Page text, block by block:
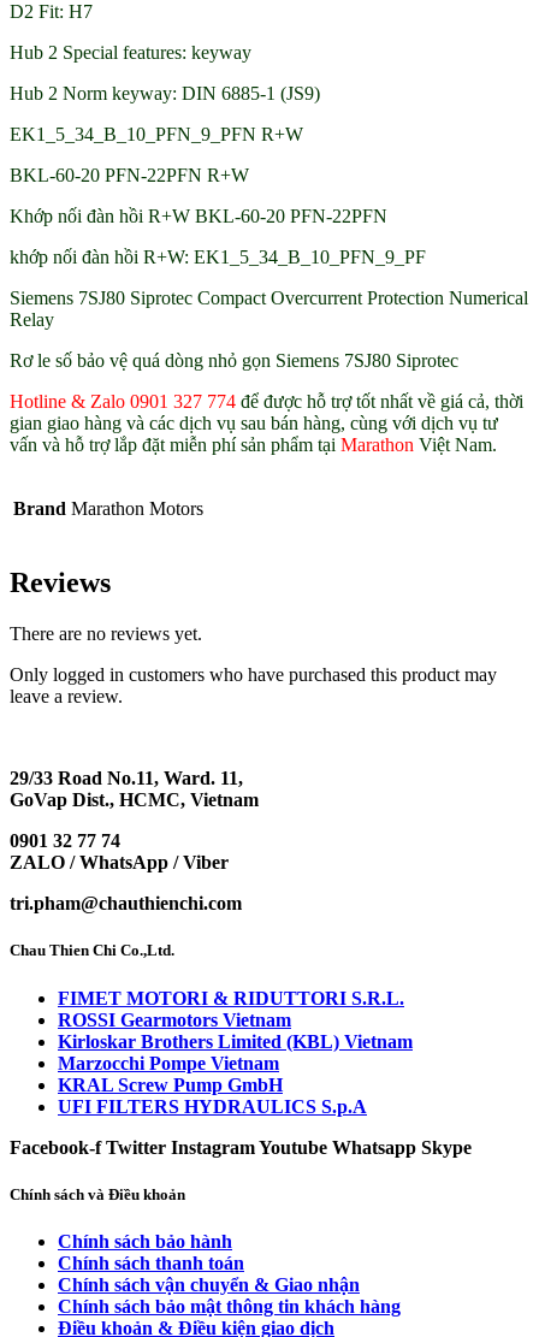
D2 Fit: H7
Hub 2 Special features: keyway
Hub 2 Norm keyway: DIN 6885-1 (JS9)
EK1_5_34_B_10_PFN_9_PFN R+W
BKL-60-20 PFN-22PFN R+W
Khớp nối đàn hồi R+W BKL-60-20 PFN-22PFN
khớp nối đàn hồi R+W: EK1_5_34_B_10_PFN_9_PF
Siemens 7SJ80 Siprotec Compact Overcurrent Protection Numerical
Relay
Rơ le số bảo vệ quá dòng nhỏ gọn Siemens 7SJ80 Siprotec
Hotline & Zalo 0901 327 774 để được hỗ trợ tốt nhất về giá cả, thời
gian giao hàng và các dịch vụ sau bán hàng, cùng với dịch vụ tư
vấn và hỗ trợ lắp đặt miễn phí sản phẩm tại Marathon Việt Nam.
Brand Marathon Motors
Reviews
There are no reviews yet.
Only logged in customers who have purchased this product may
leave a review.
29/33 Road No.11, Ward. 11,
GoVap Dist., HCMC, Vietnam
0901 32 77 74
ZALO / WhatsApp / Viber
tri.pham@chauthienchi.com
Chau Thien Chi Co.,Ltd.
FIMET MOTORI & RIDUTTORI S.R.L.
ROSSI Gearmotors Vietnam
Kirloskar Brothers Limited (KBL) Vietnam
Marzocchi Pompe Vietnam
KRAL Screw Pump GmbH
UFI FILTERS HYDRAULICS S.p.A
Facebook-f Twitter InstagramYoutube Whatsapp Skype
Chính sách và Điều khoản
Chính sách bảo hành
Chính sách thanh toán
Chính sách vận chuyển & Giao nhận
Chính sách bảo mật thông tin khách hàng
Điều khoản & Điều kiện giao dịch